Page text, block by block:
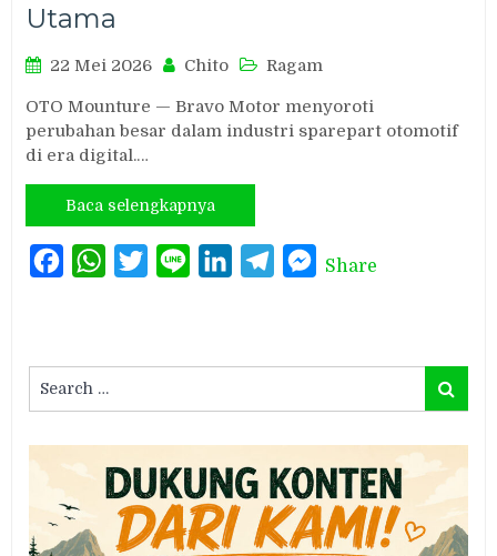
Utama
22 Mei 2026 Chito Ragam
OTO Mounture — Bravo Motor menyoroti
perubahan besar dalam industri sparepart otomotif
di era digital.…
Baca selengkapnya
FacebookWhatsAppTwitterLine LinkedInTelegramMessenger
Share
for:
Search